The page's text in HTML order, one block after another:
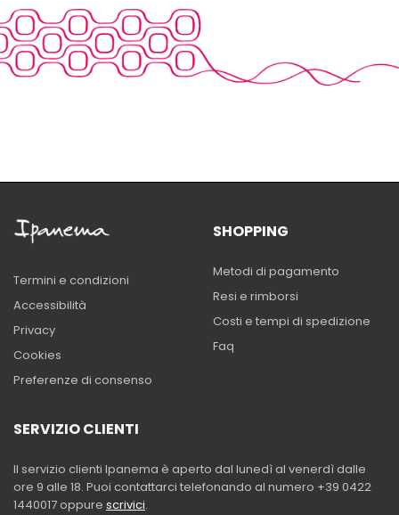
Termini e condizioni
Accessibilità
Privacy
Cookies
Preferenze di consenso
SHOPPING
Metodi di pagamento
Resi e rimborsi
Costi e tempi di spedizione
Faq
SERVIZIO CLIENTI
Il servizio clienti Ipanema è aperto dal lunedì al venerdì dalle
ore 9 alle 18. Puoi contattarci telefonando al numero +39 0422
1440017 oppure scrivici.